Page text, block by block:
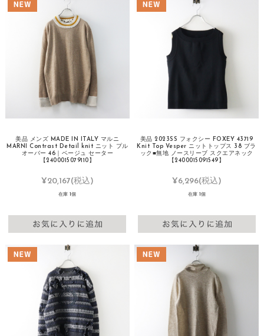
美品 メンズ MADE IN ITALY マルニ
MARNI Contrast Detail knit ニット プル
オーバー 46｜ベージュ セーター
【2400015079110】
¥20,167(税込)
在庫 1個
美品 2023SS フォクシー FOXEY 43719
Knit Top Vesper ニットトップス 38 ブラ
ック■無地 ノースリーブ スクエアネック
【2400015091549】
¥6,296(税込)
在庫 1個